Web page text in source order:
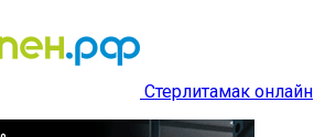
Стерлитамак онлайн